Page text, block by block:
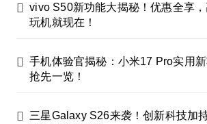
vivo S50新功能大揭秘！优惠全享，
玩机就现在！
手机体验官揭秘：小米17 Pro实用
抢先一览！
三星Galaxy S26来袭！创新科技加